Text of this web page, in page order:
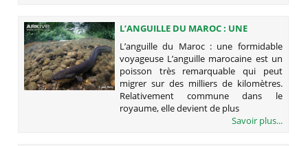
L’ANGUILLE DU MAROC : UNE
FORMIDABLE VOYAGEUSE
L’anguille du Maroc : une formidable
voyageuse L’anguille marocaine est un
poisson très remarquable qui peut
migrer sur des milliers de kilomètres.
Relativement commune dans le
royaume, elle devient de plus
Savoir plus...